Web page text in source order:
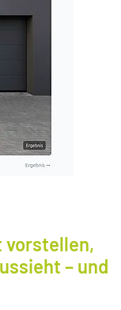
vorstellen,
– und